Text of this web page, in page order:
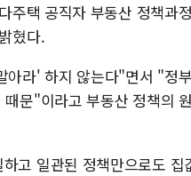
주택 공직자 부동산 정책과
혔다.
라' 하지 않는다"면서 "정
문"이라고 부동산 정책의
고 일관된 정책만으로도 집